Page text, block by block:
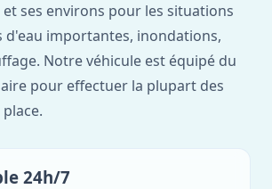
ses environs pour les situations
d'eau importantes, inondations,
Notre véhicule est équipé du
pour effectuer la plupart des
24h/7